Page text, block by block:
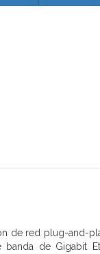
de red plug-and-
de Gigabit